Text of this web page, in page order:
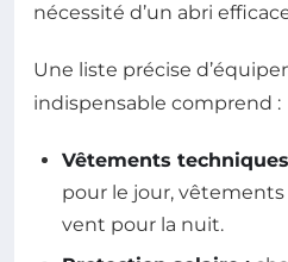
nécessité d’un abri
Une liste précise
indispensable comprend :
Vêtements
pour le jour,
vent pour la nuit.